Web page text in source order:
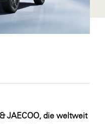
JAECOO, die weltweit